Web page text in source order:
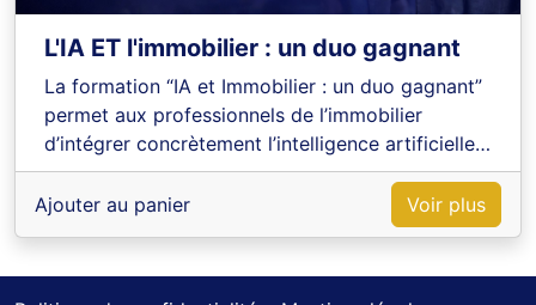
L'IA ET l'immobilier : un duo gagnant
La formation “IA et Immobilier : un duo gagnant”
permet aux professionnels de l’immobilier
d’intégrer concrètement l’intelligence artificielle
pour structurer leur activité et gagner en
efficacité.
Ajouter au panier Voir plus